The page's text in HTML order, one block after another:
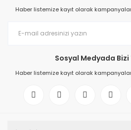
Haber listemize kayıt olarak
Sosyal Medyada Bizi
Haber listemize kayıt olarak